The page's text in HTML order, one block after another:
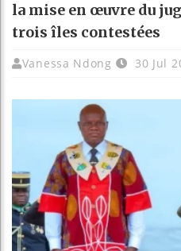
la mise en œuvre du
trois îles contestées
Vanessa Ndong 30 Jul